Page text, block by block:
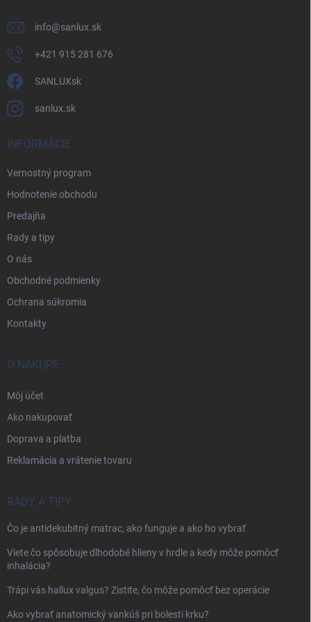
info@sanlux.sk
+421 915 281 676
SANLUXsk
sanlux.sk
INFORMÁCIE
Vernostný program
Hodnotenie obchodu
Predajňa
Rady a tipy
O nás
Obchodné podmienky
Ochrana súkromia
Kontakty
O NÁKUPE
Môj účet
Ako nakupovať
Doprava a platba
Reklamácia a vrátenie tovaru
RADY A TIPY
Čo je antidekubitný matrac, ako funguje a ako ho vybrať
Viete čo spôsobuje dlhodobé hlieny v hrdle a kedy môže pomôcť
inhalácia?
Trápi vás hallux valgus? Zistite, čo môže pomôcť bez operácie
Ako vybrať anatomický vankúš pri bolesti krku?